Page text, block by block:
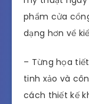
phẩm cửa
dạng hơn vể
– Từng họa
tinh xảo và
cách thiết kế